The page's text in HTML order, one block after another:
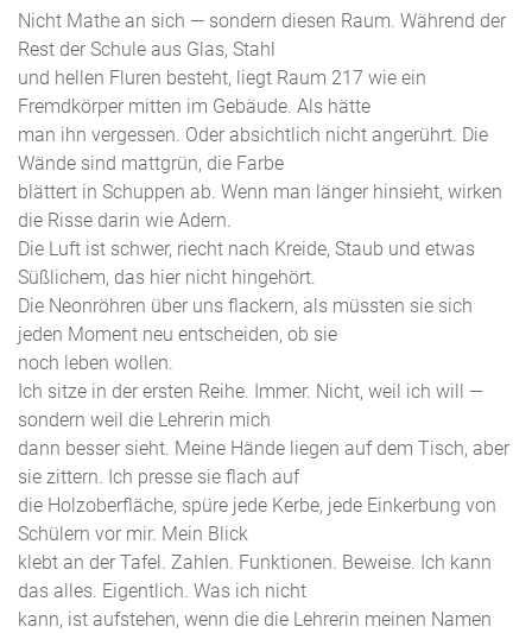
Nicht Mathe an sich — sondern diesen Raum. Während der
Rest der Schule aus Glas, Stahl
und hellen Fluren besteht, liegt Raum 217 wie ein
Fremdkörper mitten im Gebäude. Als hätte
man ihn vergessen. Oder absichtlich nicht angerührt. Die
Wände sind mattgrün, die Farbe
blättert in Schuppen ab. Wenn man länger hinsieht, wirken
die Risse darin wie Adern.
Die Luft ist schwer, riecht nach Kreide, Staub und etwas
Süßlichem, das hier nicht hingehört.
Die Neonröhren über uns flackern, als müssten sie sich
jeden Moment neu entscheiden, ob sie
noch leben wollen.
Ich sitze in der ersten Reihe. Immer. Nicht, weil ich will —
sondern weil die Lehrerin mich
dann besser sieht. Meine Hände liegen auf dem Tisch, aber
sie zittern. Ich presse sie flach auf
die Holzoberfläche, spüre jede Kerbe, jede Einkerbung von
Schülern vor mir. Mein Blick
klebt an der Tafel. Zahlen. Funktionen. Beweise. Ich kann
das alles. Eigentlich. Was ich nicht
kann, ist aufstehen, wenn die die Lehrerin meinen Namen